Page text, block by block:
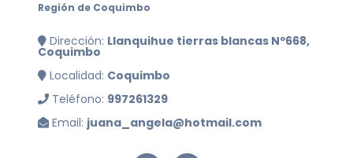
Región de Coquimbo
Dirección: Llanquihue tierras blancas Nº668,
Coquimbo
Localidad: Coquimbo
Teléfono: 997261329
Email: juana_angela@hotmail.com